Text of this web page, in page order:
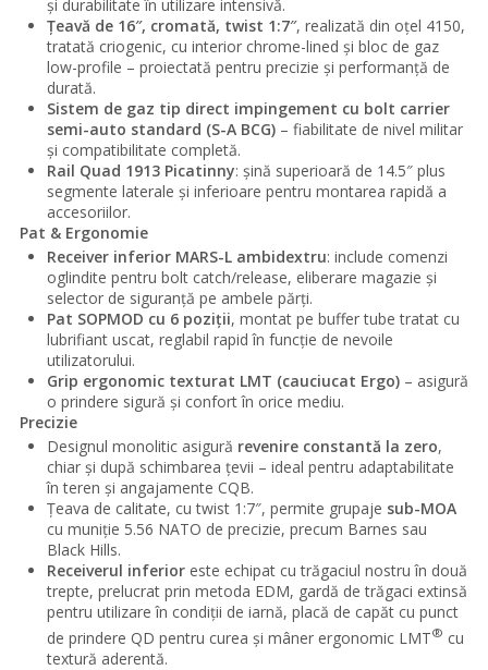
și durabilitate în utilizare intensivă.
Țeavă de 16″, cromată, twist 1:7″, realizată din oțel 4150,
tratată criogenic, cu interior chrome-lined și bloc de gaz
low-profile – proiectată pentru precizie și performanță de
durată.
Sistem de gaz tip direct impingement cu bolt carrier
semi-auto standard (S-A BCG)– fiabilitate de nivel militar
și compatibilitate completă.
Rail Quad 1913 Picatinny: șină superioară de 14.5″ plus
segmente laterale și inferioare pentru montarea rapidă a
accesoriilor.
Pat & Ergonomie
Receiver inferior MARS-L ambidextru: include comenzi
oglindite pentru bolt catch/release, eliberare magazie și
selector de siguranță pe ambele părți.
Pat SOPMOD cu 6 poziții, montat pe buffer tube tratat cu
lubrifiant uscat, reglabil rapid în funcție de nevoile
utilizatorului.
Grip ergonomic texturat LMT (cauciucat Ergo)– asigură
o prindere sigură și confort în orice mediu.
Precizie
Designul monolitic asigură revenire constantă la zero,
chiar și după schimbarea țevii – ideal pentru adaptabilitate
în teren și angajamente CQB.
Țeava de calitate, cu twist 1:7″, permite grupaje sub-MOA
cu muniție 5.56 NATO de precizie, precum Barnes sau
Black Hills.
Receiverul inferioreste echipat cu trăgaciul nostru în două
trepte, prelucrat prin metoda EDM, gardă de trăgaci extinsă
pentru utilizare în condiții de iarnă, placă de capăt cu punct
de prindere QD pentru curea și mâner ergonomic LMT® cu
textură aderentă.